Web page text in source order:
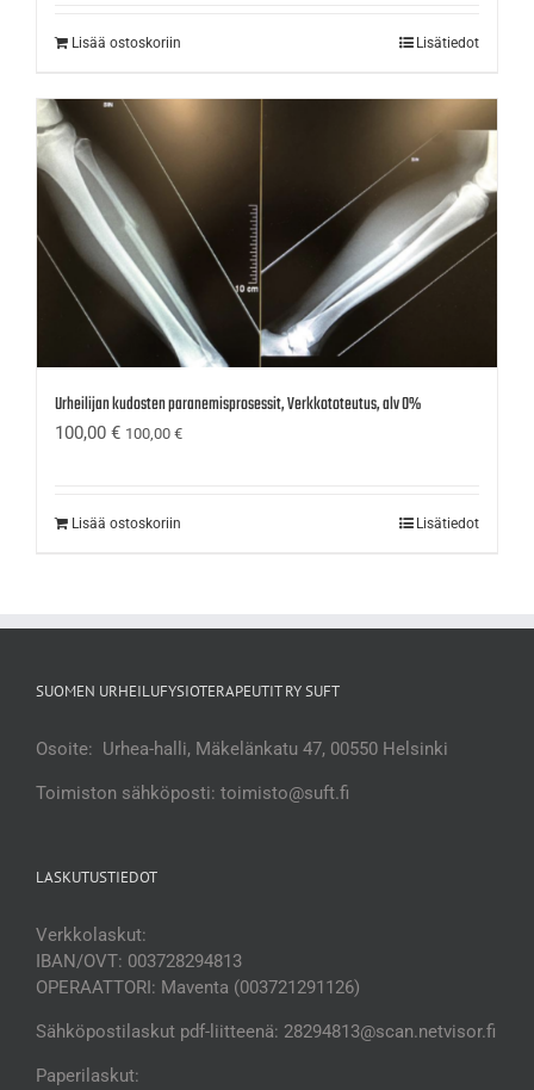
Lisää ostoskoriin Lisätiedot
Urheilijan kudosten paranemisprosessit, Verkkototeutus, alv 0%
100,00 € 100,00 €
Lisää ostoskoriin Lisätiedot
SUOMEN URHEILUFYSIOTERAPEUTIT RY SUFT
Osoite: Urhea-halli, Mäkelänkatu 47, 00550 Helsinki
Toimiston sähköposti: toimisto@suft.fi
LASKUTUSTIEDOT
Verkkolaskut:
IBAN/OVT: 003728294813
OPERAATTORI: Maventa (003721291126)
Sähköpostilaskut pdf-liitteenä: 28294813@scan.netvisor.fi
Paperilaskut: